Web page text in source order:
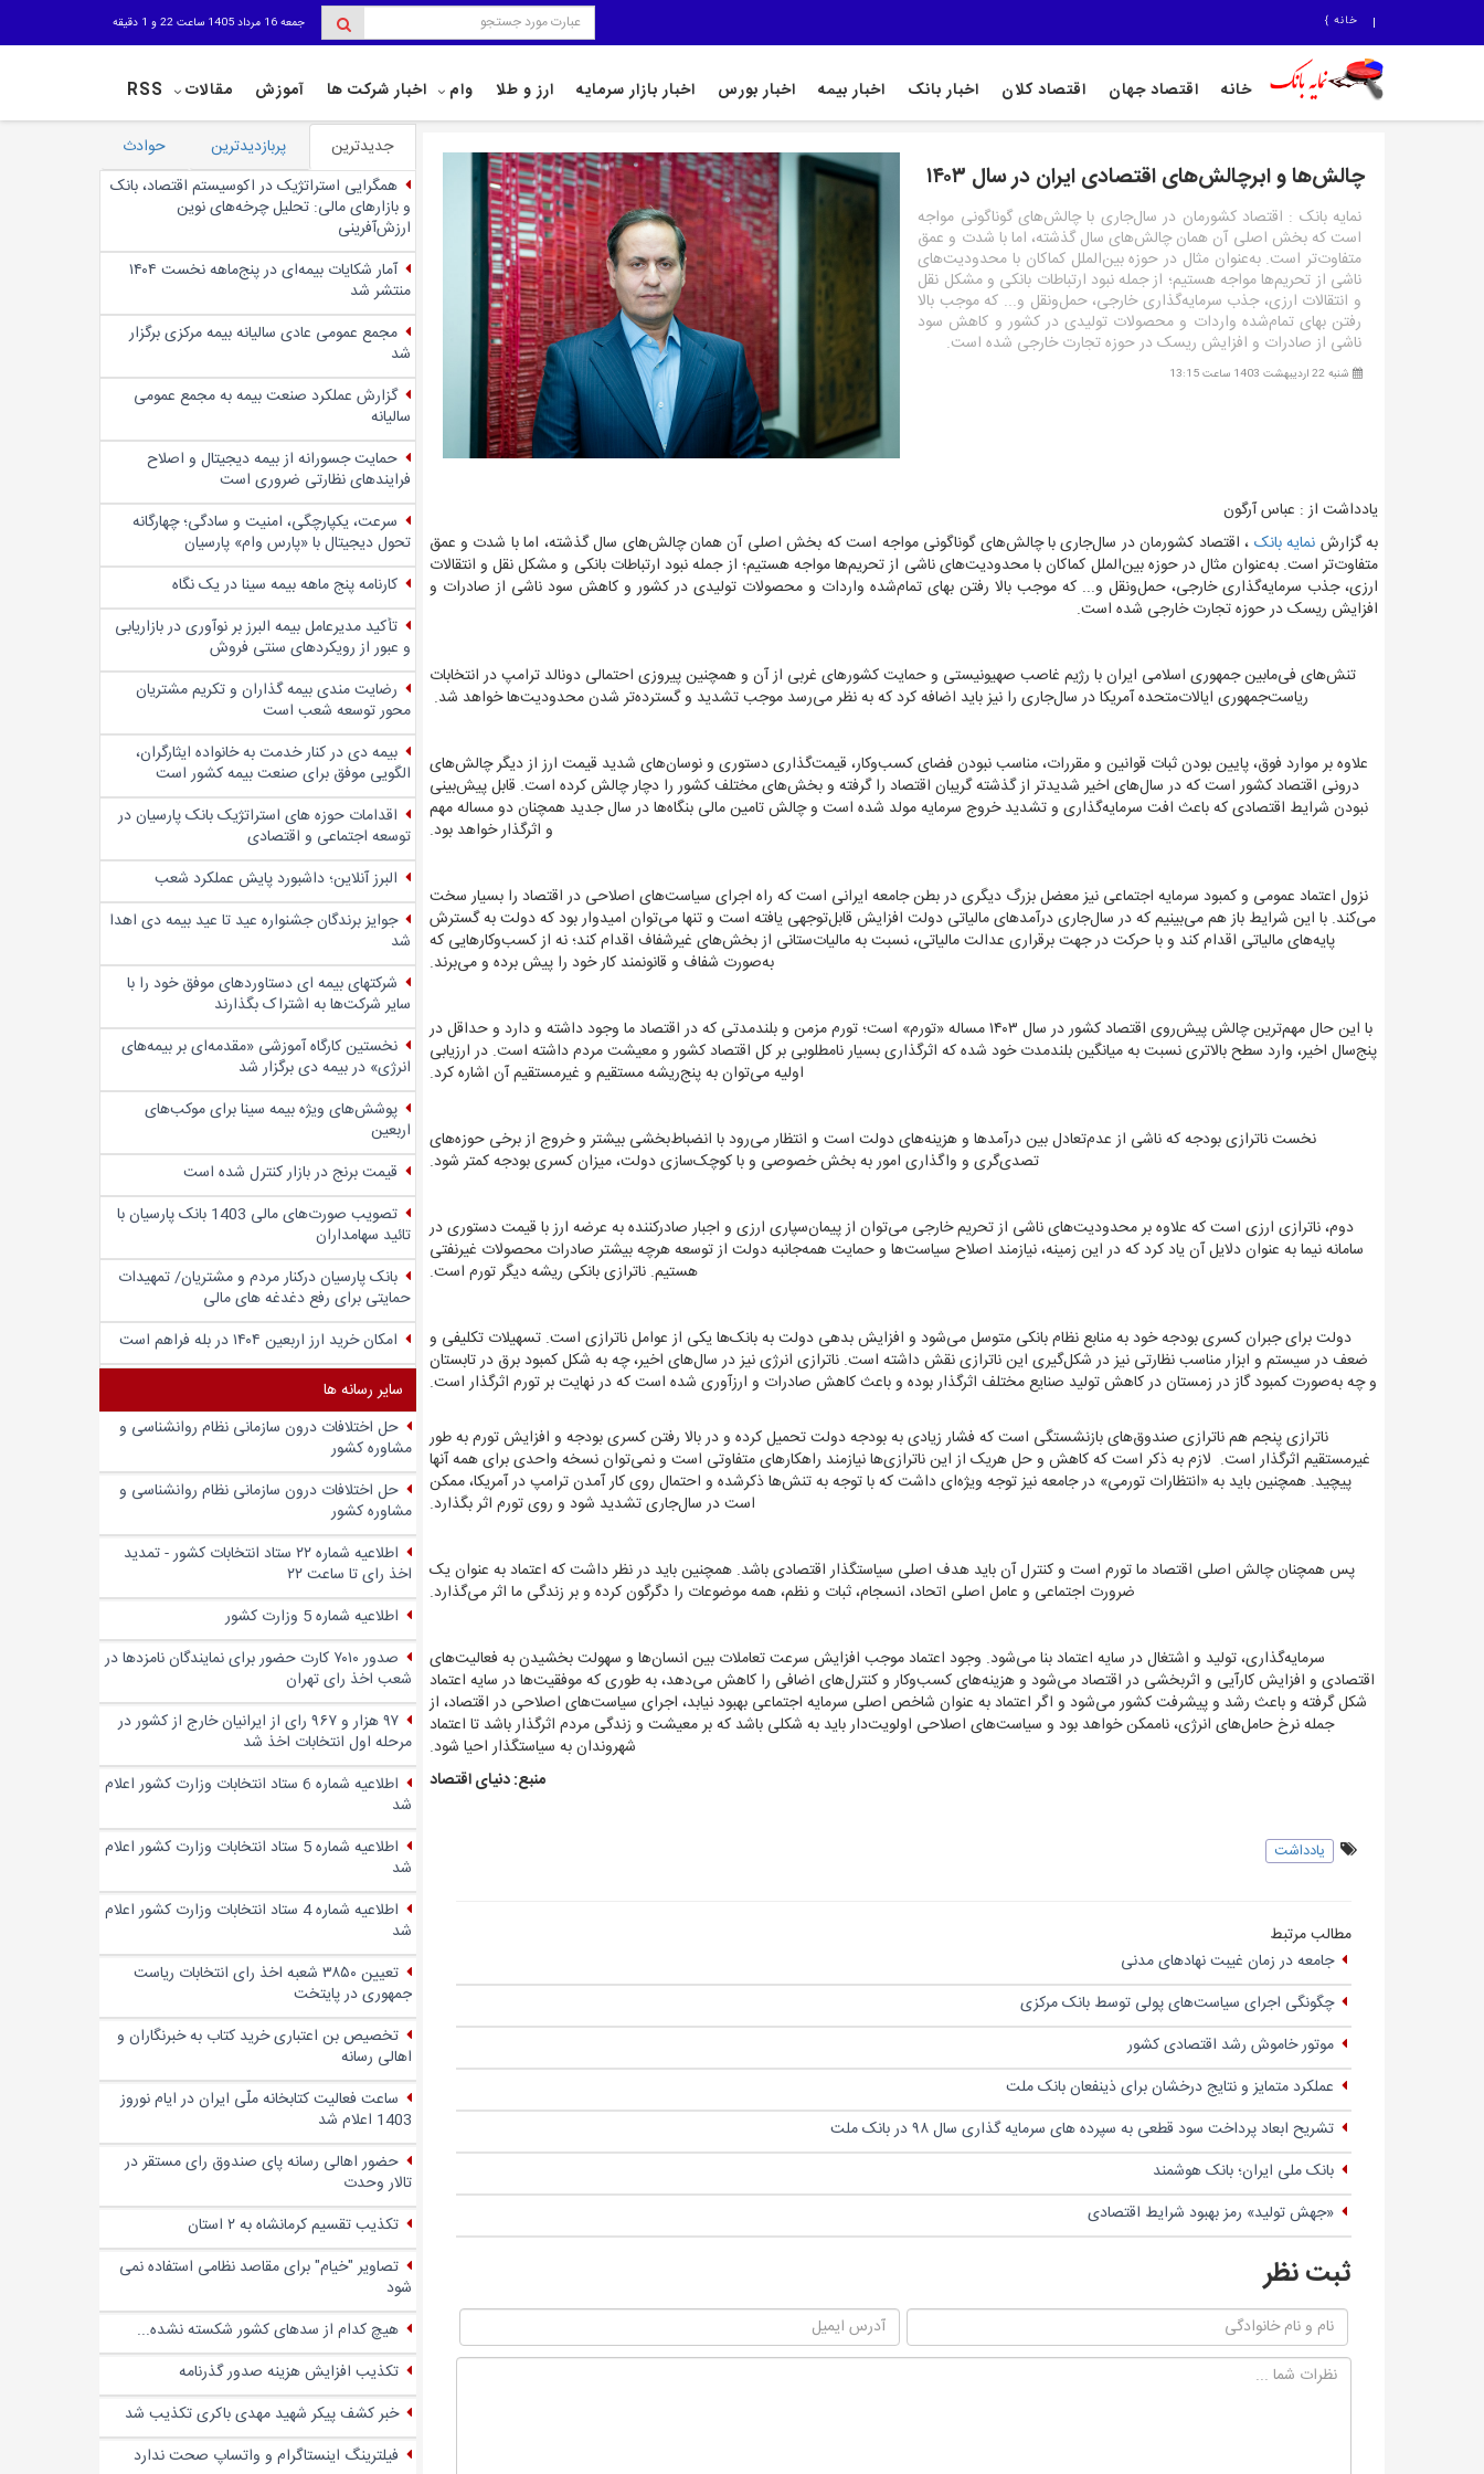
خانه } جمعه 16 مرداد 1405 ساعت 22 و 1 دقیقه
خانه اقتصاد جهان اقتصاد کلان اخبار بانک اخبار بیمه اخبار بورس اخبار بازار سرمایه ارز و طلا وام اخبار شرکت ها آموزش مقالات RSS
چالش‏‏‌ها و ابرچالش‏‏‌های اقتصادی ایران در سال ۱۴۰۳
نمایه بانک : اقتصاد کشورمان در سال‌جاری با چالش‌‌‌های گوناگونی مواجه
است که بخش اصلی آن همان چالش‌‌‌های سال گذشته، اما با شدت و عمق
متفاوت‌‌‌تر است. به‌عنوان مثال در حوزه بین‌الملل کماکان با محدودیت‌های
ناشی از تحریم‌ها مواجه هستیم؛ از جمله نبود ارتباطات بانکی و مشکل نقل
و انتقالات ارزی، جذب سرمایه‌گذاری خارجی، حمل‌ونقل و... که موجب بالا
رفتن بهای تمام‌شده واردات و محصولات تولیدی در کشور و کاهش سود
ناشی از صادرات و افزایش ریسک در حوزه تجارت خارجی شده است.
شنبه 22 اردیبهشت 1403 ساعت 13:15
یادداشت از : عباس آرگون
به گزارش نمایه بانک ، اقتصاد کشورمان در سال‌جاری با چالش‌‌‌های گوناگونی مواجه است که بخش اصلی آن همان چالش‌‌‌های سال گذشته، اما با شدت و عمق
متفاوت‌‌‌تر است. به‌عنوان مثال در حوزه بین‌الملل کماکان با محدودیت‌های ناشی از تحریم‌ها مواجه هستیم؛ از جمله نبود ارتباطات بانکی و مشکل نقل و انتقالات
ارزی، جذب سرمایه‌گذاری خارجی، حمل‌ونقل و... که موجب بالا رفتن بهای تمام‌شده واردات و محصولات تولیدی در کشور و کاهش سود ناشی از صادرات و
افزایش ریسک در حوزه تجارت خارجی شده است.
تنش‌های فی‌مابین جمهوری اسلامی ایران با رژیم غاصب صهیونیستی و حمایت کشورهای غربی از آن و همچنین پیروزی احتمالی دونالد ترامپ در انتخابات
ریاست‌جمهوری ایالات‌متحده آمریکا در سال‌جاری را نیز باید اضافه کرد که به نظر می‌رسد موجب تشدید و گسترده‌تر شدن محدودیت‌ها خواهد شد.
علاوه بر موارد فوق، پایین بودن ثبات قوانین و مقررات، مناسب نبودن فضای کسب‌وکار، قیمت‌گذاری دستوری و نوسان‌‌‌های شدید قیمت ارز از دیگر چالش‌‌‌های
درونی اقتصاد کشور است که در سال‌های اخیر شدیدتر از گذشته گریبان اقتصاد را گرفته و بخش‌‌‌های مختلف کشور را دچار چالش کرده است. قابل پیش‌بینی
نبودن شرایط اقتصادی که باعث افت سرمایه‌گذاری و تشدید خروج سرمایه مولد شده است و چالش تامین مالی بنگاه‌‌‌ها در سال جدید همچنان دو مساله مهم
و اثرگذار خواهد بود.
نزول اعتماد عمومی و کمبود سرمایه اجتماعی نیز معضل بزرگ دیگری در بطن جامعه ایرانی است که راه اجرای سیاست‌‌‌های اصلاحی در اقتصاد را بسیار سخت
می‌کند. با این شرایط باز هم می‌‌‌بینیم که در سال‌جاری درآمدهای مالیاتی دولت افزایش قابل‌توجهی یافته است و تنها می‌‌‌توان امیدوار بود که دولت به گسترش
پایه‌های مالیاتی اقدام کند و با حرکت در جهت برقراری عدالت مالیاتی، نسبت به مالیات‌ستانی از بخش‌‌‌های غیرشفاف اقدام کند؛ نه از کسب‌وکارهایی که
به‌صورت شفاف و قانونمند کار خود را پیش برده و می‌‌‌برند.
با این حال مهم‌ترین چالش پیش‌روی اقتصاد کشور در سال ۱۴۰۳ مساله «تورم» است؛ تورم مزمن و بلندمدتی که در اقتصاد ما وجود داشته و دارد و حداقل در
پنج‌سال اخیر، وارد سطح بالاتری نسبت به میانگین بلندمدت خود شده که اثرگذاری بسیار نامطلوبی بر کل اقتصاد کشور و معیشت مردم داشته است. در ارزیابی
اولیه می‌‌‌توان به پنج‌ریشه مستقیم و غیرمستقیم آن اشاره کرد.
نخست ناترازی بودجه که ناشی از عدم‌‌‌تعادل بین درآمدها و هزینه‌‌‌های دولت است و انتظار می‌رود با انضباط‌بخشی بیشتر و خروج از برخی حوزه‌‌‌های
تصدی‌گری و واگذاری امور به بخش خصوصی و با کوچک‌سازی دولت، میزان کسری بودجه کمتر شود.
دوم، ناترازی ارزی است که علاوه بر محدودیت‌های ناشی از تحریم خارجی می‌‌‌توان از پیمان‌‌‌سپاری ارزی و اجبار صادرکننده به عرضه ارز با قیمت دستوری در
سامانه نیما به عنوان دلایل آن یاد کرد که در این زمینه، نیازمند اصلاح سیاست‌ها و حمایت همه‌جانبه دولت از توسعه هرچه بیشتر صادرات محصولات غیرنفتی
هستیم. ناترازی بانکی ریشه دیگر تورم است.
دولت برای جبران کسری بودجه خود به منابع نظام بانکی متوسل می‌شود و افزایش بدهی دولت به بانک‌ها یکی از عوامل ناترازی است. تسهیلات تکلیفی و
ضعف در سیستم و ابزار مناسب نظارتی نیز در شکل‌‌‌گیری این ناترازی نقش داشته‌‌‌ است. ناترازی انرژی نیز در سال‌های اخیر، چه به شکل کمبود برق در تابستان
و چه به‌صورت کمبود گاز در زمستان در کاهش تولید صنایع مختلف اثرگذار بوده و باعث کاهش صادرات و ارز‌آوری شده است که در نهایت بر تورم اثرگذار است.
ناترازی پنجم هم ناترازی صندوق‌های بازنشستگی است که فشار زیادی به بودجه دولت تحمیل کرده و در بالا رفتن کسری بودجه و افزایش تورم به طور
غیرمستقیم اثرگذار است. لازم به ذکر است که کاهش و حل هریک از این ناترازی‌‌‌ها نیازمند راهکارهای متفاوتی است و نمی‌‌‌توان نسخه واحدی برای همه آنها
پیچید. همچنین باید به «انتظارات تورمی» در جامعه نیز توجه ویژه‌‌‌ای داشت که با توجه به تنش‌ها ذکرشده و احتمال روی کار آمدن ترامپ در آمریکا، ممکن
است در سال‌جاری تشدید شود و روی تورم اثر بگذارد.
پس همچنان چالش اصلی اقتصاد ما تورم است و کنترل آن باید هدف اصلی سیاستگذار اقتصادی باشد. همچنین باید در نظر داشت که اعتماد به عنوان یک
ضرورت اجتماعی و عامل اصلی اتحاد، انسجام، ثبات و نظم، همه موضوعات را دگرگون کرده و بر زندگی ما اثر می‌گذارد.
سرمایه‌گذاری، تولید و اشتغال در سایه اعتماد بنا می‌شود. وجود اعتماد موجب افزایش سرعت تعاملات بین انسان‌ها و سهولت بخشیدن به فعالیت‌های
اقتصادی و افزایش کارآیی و اثربخشی در اقتصاد می‌شود و هزینه‌های کسب‌وکار و کنترل‌های اضافی را کاهش می‌دهد، به طوری که موفقیت‌ها در سایه اعتماد
شکل گرفته و باعث رشد و پیشرفت کشور می‌شود و اگر اعتماد به عنوان شاخص اصلی سرمایه اجتماعی بهبود نیابد، اجرای سیاست‌‌‌های اصلاحی در اقتصاد، از
جمله نرخ حامل‌های انرژی، ناممکن خواهد بود و سیاست‌‌‌های اصلاحی اولویت‌‌‌دار باید به شکلی باشد که بر معیشت و زندگی مردم اثرگذار باشد تا اعتماد
شهروندان به سیاستگذار احیا شود.
منبع: دنیای اقتصاد
یادداشت
مطالب مرتبط
جامعه در زمان غیبت نهادهای مدنی
چگونگی اجرای سیاست‌های پولی توسط بانک مرکزی
موتور خاموش رشد اقتصادی کشور
عملکرد متمایز و نتایج درخشان برای ذینفعان بانک ملت
تشریح ابعاد پرداخت سود قطعی به سپرده های سرمایه گذاری سال ۹۸ در بانک ملت
بانک ملی ایران؛ بانک هوشمند
«جهش تولید» رمز بهبود شرایط اقتصادی
ثبت نظر
جدیدترین پربازدیدترین
حوادث
همگرایی استراتژیک در اکوسیستم اقتصاد، بانک
و بازارهای مالی: تحلیل چرخه‌های نوین
ارزش‌آفرینی
آمار شکایات بیمه‌ای در پنج‌‌ماهه نخست ۱۴۰۴
منتشر شد
مجمع عمومی عادی سالیانه بیمه مرکزی برگزار
شد
گزارش عملکرد صنعت بیمه به مجمع عمومی
سالیانه
حمایت جسورانه از بیمه دیجیتال و اصلاح
فرایندهای نظارتی ضروری است
سرعت، یکپارچگی، امنیت و سادگی؛ چهار‌گانه
تحول دیجیتال با «پارس وام» پارسیان
کارنامه پنج ماهه بیمه سینا در یک نگاه
تأکید مدیرعامل بیمه البرز بر نوآوری در بازاریابی
و عبور از رویکردهای سنتی فروش
رضایت مندی بیمه گذاران و تکریم مشتریان
محور توسعه شعب است
بیمه دی در کنار خدمت به خانواده ایثارگران،
الگویی موفق برای صنعت بیمه کشور است
اقدامات حوزه های استراتژیک بانک پارسیان در
توسعه اجتماعی و اقتصادی
البرز آنلاین؛ داشبورد پایش عملکرد شعب
جوایز برندگان جشنواره عید تا عید بیمه دی اهدا
شد
شرکتهای بیمه ای دستاوردهای موفق خود را با
سایر شرکت‌ها به اشتراک بگذارند
نخستین کارگاه آموزشی «مقدمه‌ای بر بیمه‌های
انرژی» در بیمه دی برگزار شد
پوشش‌های ویژه بیمه سینا برای موکب‌های
اربعین
قیمت برنج در بازار کنترل شده است
تصویب صورت‌های مالی 1403 بانک پارسیان با
تائید سهامداران
بانک پارسیان درکنار مردم و مشتریان/ تمهیدات
حمایتی برای رفع دغدغه های مالی
امکان خرید ارز اربعین ۱۴۰۴ در بله فراهم است
سایر رسانه ها
حل اختلافات درون سازمانی نظام روانشناسی و
مشاوره کشور
حل اختلافات درون سازمانی نظام روانشناسی و
مشاوره کشور
اطلاعیه شماره ۲۲ ستاد انتخابات کشور - تمدید
اخذ رای تا ساعت ۲۲
اطلاعیه شماره 5 وزارت کشور
صدور ۷۰۱۰ کارت حضور برای نمایندگان نامزدها در
شعب اخذ رای تهران
۹۷ هزار و ۹۶۷ رای از ایرانیان خارج از کشور در
مرحله اول انتخابات اخذ شد
اطلاعیه شماره 6 ستاد انتخابات وزارت کشور اعلام
شد
اطلاعیه شماره 5 ستاد انتخابات وزارت کشور اعلام
شد
اطلاعیه شماره 4 ستاد انتخابات وزارت کشور اعلام
شد
تعیین ۳۸۵۰ شعبه اخذ رای انتخابات ریاست
جمهوری در پایتخت
تخصیص بن اعتباری خرید کتاب به خبرنگاران و
اهالی رسانه
ساعت فعالیت کتابخانه ملّی ایران در ایام نوروز
1403 اعلام شد
حضور اهالی رسانه پای صندوق‌ رای مستقر در
تالار وحدت
تکذیب تقسیم کرمانشاه به ۲ استان
تصاویر "خیام" برای مقاصد نظامی استفاده نمی
شود
هیچ کدام از سدهای کشور شکسته نشده...
تکذیب افزایش هزینه صدور گذرنامه
خبر کشف پیکر شهید مهدی باکری تکذیب شد
فیلترینگ اینستاگرام و واتساپ صحت ندارد